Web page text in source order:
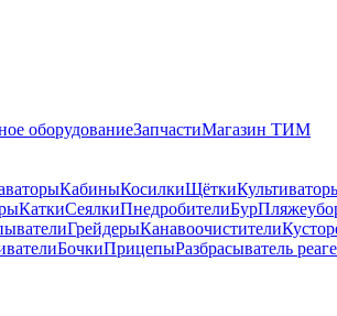
оборудованиеЗапчастиМагазин ТИМ
КабиныКосилкиЩётки
КаткиСеялкиПнедробителиБур
ГрейдерыКанавоочистители
БочкиПрицепыРазбрасыватель